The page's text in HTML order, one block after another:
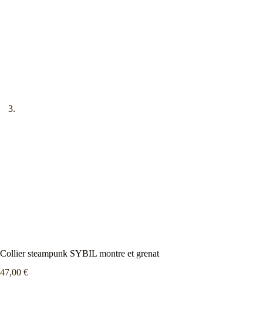
Collier steampunk SYBIL montre et grenat
47,00 €